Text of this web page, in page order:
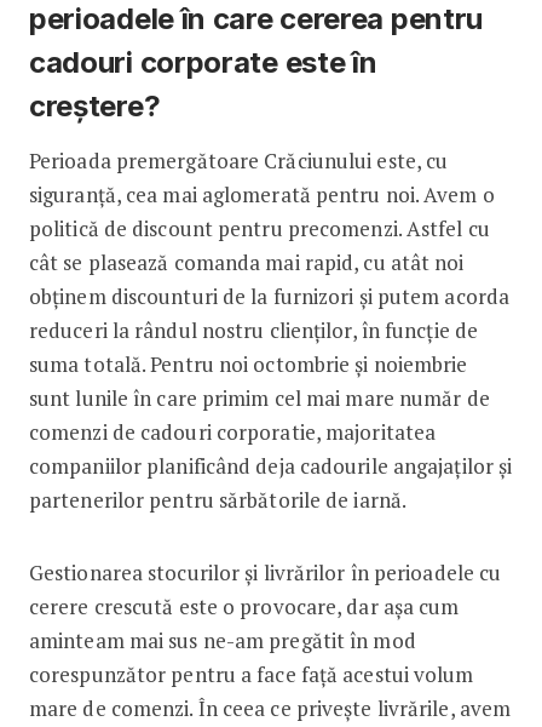
perioadele în care cererea pentru
cadouri corporate este în
creștere?
Perioada premergătoare Crăciunului este, cu
siguranță, cea mai aglomerată pentru noi. Avem o
politică de discount pentru precomenzi. Astfel cu
cât se plasează comanda mai rapid, cu atât noi
obţinem discounturi de la furnizori şi putem acorda
reduceri la rândul nostru clienţilor, în funcţie de
suma totală. Pentru noi octombrie și noiembrie
sunt lunile în care primim cel mai mare număr de
comenzi de cadouri corporatie, majoritatea
companiilor planificând deja cadourile angajaților și
partenerilor pentru sărbătorile de iarnă.
Gestionarea stocurilor și livrărilor în perioadele cu
cerere crescută este o provocare, dar așa cum
aminteam mai sus ne-am pregătit în mod
corespunzător pentru a face față acestui volum
mare de comenzi. În ceea ce privește livrările, avem